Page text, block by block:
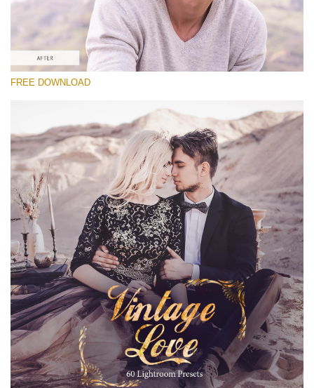
(130 Lr Presets)
Entire Collection
(2067 Lr Presets)
Free download
FREE DOWNLOAD